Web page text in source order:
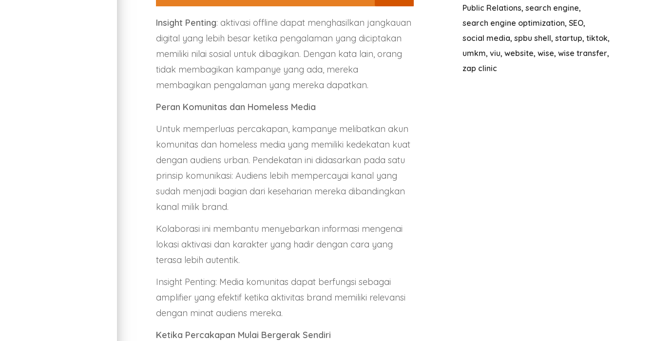
Insight Penting: aktivasi offline dapat menghasilkan jangkauan
digital yang lebih besar ketika pengalaman yang diciptakan
memiliki nilai sosial untuk dibagikan. Dengan kata lain, orang
tidak membagikan kampanye yang ada, mereka
membagikan pengalaman yang mereka dapatkan.
Peran Komunitas dan Homeless Media
Untuk memperluas percakapan, kampanye melibatkan akun
komunitas dan homeless media yang memiliki kedekatan kuat
dengan audiens urban. Pendekatan ini didasarkan pada satu
prinsip komunikasi: Audiens lebih mempercayai kanal yang
sudah menjadi bagian dari keseharian mereka dibandingkan
kanal milik brand.
Kolaborasi ini membantu menyebarkan informasi mengenai
lokasi aktivasi dan karakter yang hadir dengan cara yang
terasa lebih autentik.
Insight Penting: Media komunitas dapat berfungsi sebagai
amplifier yang efektif ketika aktivitas brand memiliki relevansi
dengan minat audiens mereka.
Ketika Percakapan Mulai Bergerak Sendiri
Public Relations search engine
search engine optimization SEO
social media spbu shell startup tiktok
umkm viu website wise wise transfer
zap clinic